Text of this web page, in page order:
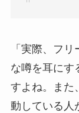
「実際、フ
な噂を耳にす
すよね。また
動している人